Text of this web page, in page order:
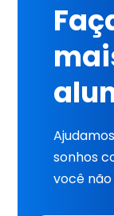
sonhos
você